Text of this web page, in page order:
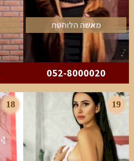
מאשה הלוהטת
052-8000020
19
18